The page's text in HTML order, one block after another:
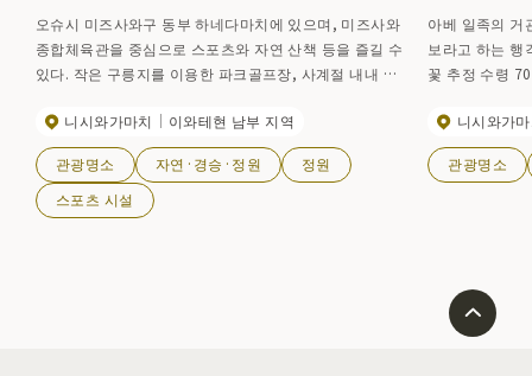
오슈시 미즈사와구 동부 하네다마치에 있으며, 미즈사와
종합체육관을 중심으로 스포츠와 자연 산책 등을 즐길 수
있다. 작은 구릉지를 이용한 파크골프장, 사계절 내내 스
이 있어 대자연 속에서 가족과 함께 즐길 수 있는 공간으
로 되어 있다. 미즈사와 에사시역에서 '이와테현 교통 하
네다오후나토선 미즈사와 에키도리 버스 정류장'에서 환
승하여 후레아이노오카 공원 버스 정류장까지 이동
니시와가마치 이와테현 남부 지역
관광명소 자연·경승·정원
정원
스포츠 시설
아베 일족의 거
보라고 하는 행
꽃 추정 수령
중순~4월 하순
니시와가
관광명소